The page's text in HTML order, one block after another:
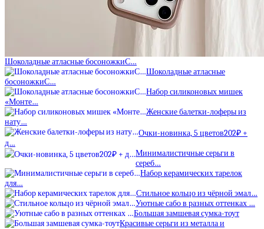
Шоколадные атласные босоножкиС…
Шоколадные атласные
босоножкиС…
Набор силиконовых мишек
«Монте…
Женские балетки-лоферы из
нату…
Очки-новинка, 5 цветов202₽ +
д…
Минималистичные серьги в
сереб…
Набор керамических тарелок
для…
Стильное кольцо из чёрной эмал…
Уютные сабо в разных оттенках …
Большая замшевая сумка-тоут
Красивые серьги из металла и